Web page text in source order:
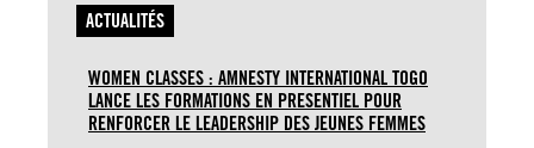
ACTUALITÉS
WOMEN CLASSES : AMNESTY INTERNATIONAL TOGO
LANCE LES FORMATIONS EN PRESENTIEL POUR
RENFORCER LE LEADERSHIP DES JEUNES FEMMES